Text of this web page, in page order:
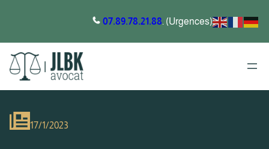
07.89.78.21.88. (Urgences)
17/1/2023